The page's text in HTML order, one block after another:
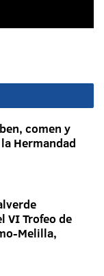
comen y
Hermandad
VI Trofeo de
Melilla,